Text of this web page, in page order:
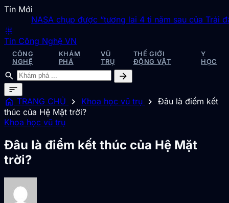
Tin Mới
NASA chụp được “tương lai 4 tỉ năm sau của Trái đất” ◆
blur_on
Tin Công Nghệ VN
CÔNG
NGHỆ
KHÁM
PHÁ
VŨ
TRỤ
THẾ GIỚI
ĐỘNG VẬT
Y
HỌC
search
arrow_forward
sort
home TRANG CHỦ chevron_right Khoa học vũ trụ chevron_right Đâu là điểm kết
thúc của Hệ Mặt trời?
Khoa học vũ trụ
Đâu là điểm kết thúc của Hệ Mặt
trời?